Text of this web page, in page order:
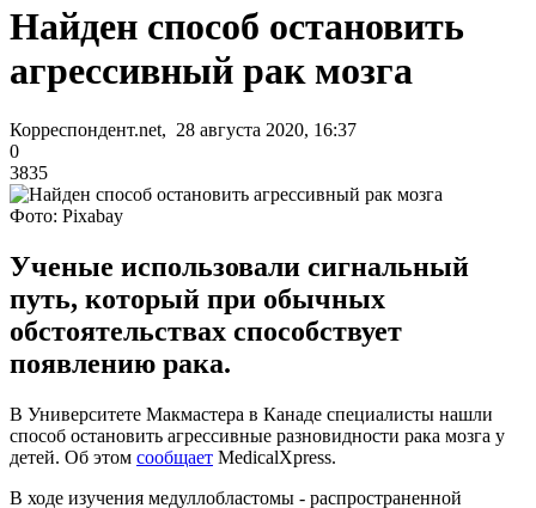
Найден способ остановить
агрессивный рак мозга
Корреспондент.net, 28 августа 2020, 16:37
0
3835
Фото: Pixabay
Ученые использовали сигнальный
путь, который при обычных
обстоятельствах способствует
появлению рака.
В Университете Макмастера в Канаде специалисты нашли
способ остановить агрессивные разновидности рака мозга у
детей. Об этом сообщает MedicalXpress.
В ходе изучения медуллобластомы - распространенной